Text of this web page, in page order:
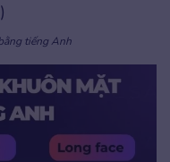
tiếng Anh